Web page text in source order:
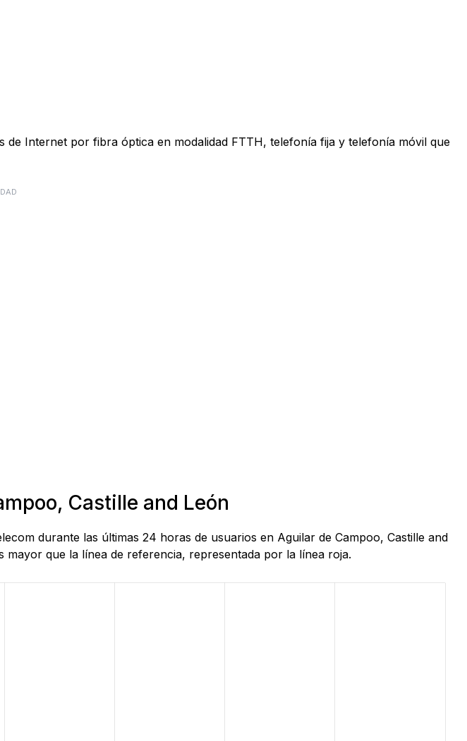
Internet por fibra óptica en modalidad FTTH, telefonía fija y telefonía móvil que
Castille and León
durante las últimas 24 horas de usuarios en Aguilar de Campoo, Castille and
que la línea de referencia, representada por la línea roja.